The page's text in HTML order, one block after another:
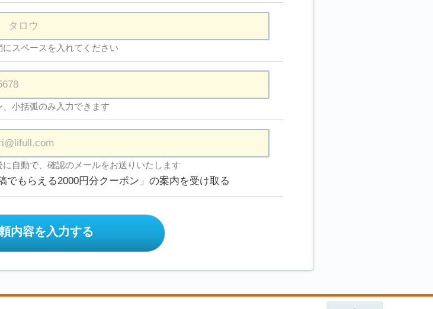
スペースを入れてください
小括弧のみ入力できます
自動で、確認のメールをお送りいたします
でもらえる2000円分クーポン」の案内を受け取る
内容を入力する